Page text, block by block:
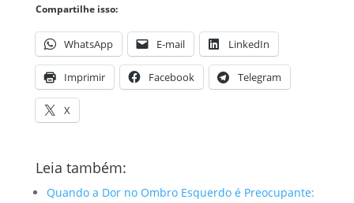
Compartilhe isso:
WhatsApp E-mail LinkedIn
Imprimir Facebook Telegram
X
Leia também:
Quando a Dor no Ombro Esquerdo é Preocupante: